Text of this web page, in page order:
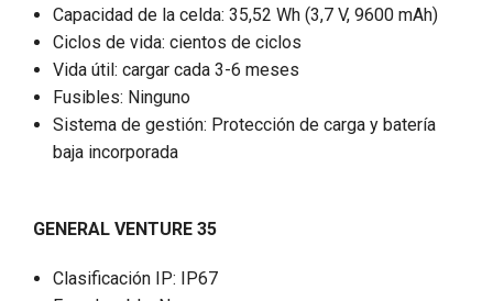
Capacidad de la celda: 35,52 Wh (3,7 V, 9600 mAh)
Ciclos de vida: cientos de ciclos
Vida útil: cargar cada 3-6 meses
Fusibles: Ninguno
Sistema de gestión: Protección de carga y batería
baja incorporada
GENERAL VENTURE 35
Clasificación IP: IP67